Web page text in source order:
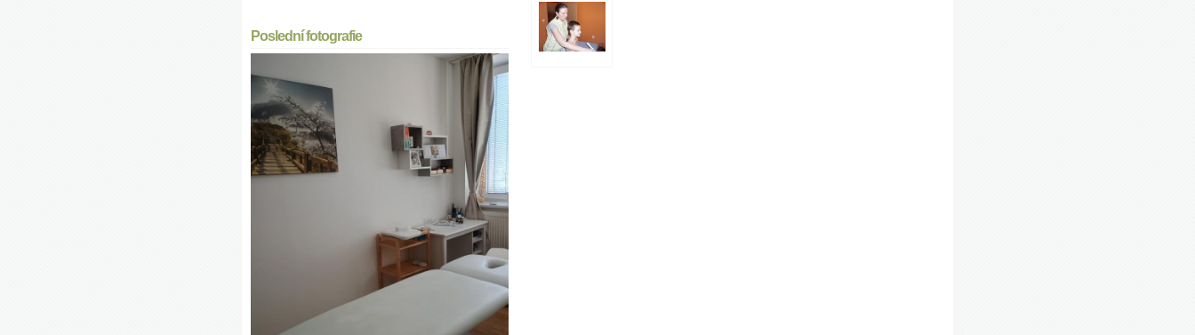
Poslední fotografie